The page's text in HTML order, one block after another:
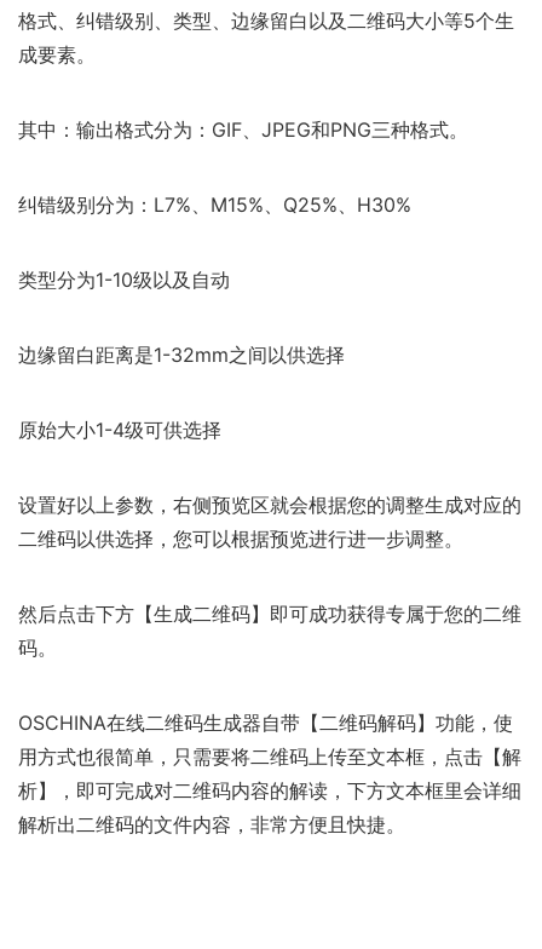
格式、纠错级别、类型、边缘留白以及二维码大小等5个生
成要素。
其中：输出格式分为：GIF、JPEG和PNG三种格式。
纠错级别分为：L7%、M15%、Q25%、H30%
类型分为1-10级以及自动
边缘留白距离是1-32mm之间以供选择
原始大小1-4级可供选择
设置好以上参数，右侧预览区就会根据您的调整生成对应的
二维码以供选择，您可以根据预览进行进一步调整。
然后点击下方【生成二维码】即可成功获得专属于您的二维
码。
OSCHINA在线二维码生成器自带【二维码解码】功能，使
用方式也很简单，只需要将二维码上传至文本框，点击【解
析】，即可完成对二维码内容的解读，下方文本框里会详细
解析出二维码的文件内容，非常方便且快捷。